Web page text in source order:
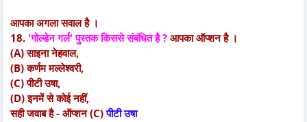
आपका अगला सवाल है ।
18. 'गोल्डेन गर्ल' पुस्तक किससे संबंधित है ? आपका ऑप्शन है ।
(A) साइना नेहवाल,
(B) कर्णम मल्लेश्वरी,
(C) पीटी उषा,
(D) इनमें से कोई नहीं,
सही जवाब है - ऑप्शन (C)पीटी उषा